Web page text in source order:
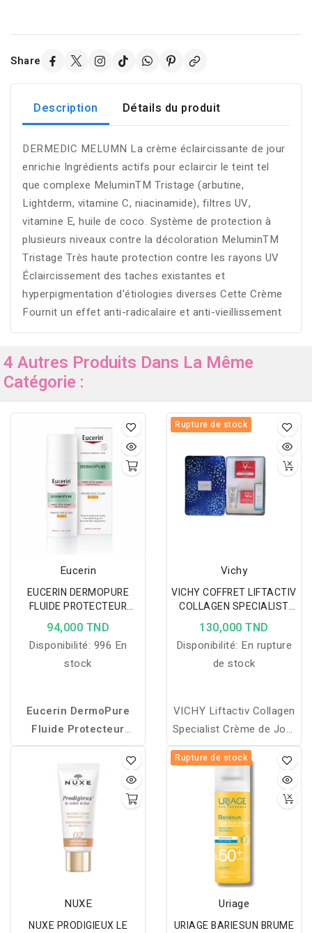
Share
Description Détails du produit
DERMEDIC MELUMN La crème éclaircissante de jour
enrichie Ingrédients actifs pour eclaircir le teint tel
que complexe MeluminTM Tristage (arbutine,
Lightderm, vitamine C, niacinamide), filtres UV,
vitamine E, huile de coco. Système de protection à
plusieurs niveaux contre la décoloration MeluminTM
Tristage Très haute protection contre les rayons UV
Éclaircissement des taches existantes et
hyperpigmentation d'étiologies diverses Cette Crème
Fournit un effet anti-radicalaire et anti-vieillissement
4 Autres Produits Dans La Même
Catégorie :
Eucerin
EUCERIN DERMOPURE
FLUIDE PROTECTEUR
SPF30 50 ML
94,000 TND
Disponibilité: 996 En
stock
Eucerin DermoPure
Fluide Protecteur
SPF30protège les peaux
à imperfections du soleil,
prévient les marques
post-acné et contrôle
l’excès de sébum pour un
fini mat.
Rupture de stock
Vichy
VICHY COFFRET LIFTACTIV
COLLAGEN SPECIALIST
ANTIAGE- Blue
130,000 TND
Disponibilité: En rupture
de stock
VICHY Liftactiv Collagen
Specialist Crème de Jour
Anti-Age 50ML: VICHY
Liftactiv Collagen
Specialist Crème de Jour
Anti-Age apporte une
solution à la perte de
fermeté et au manque
d’éclat dont peuvent
souffrir les peaux qui ont
un déficit en collagène.
Ce soin traite les
différents signes de l'âge
NUXE
NUXE PRODIGIEUX LE
Rupture de stock
Uriage
URIAGE BARIESUN BRUME